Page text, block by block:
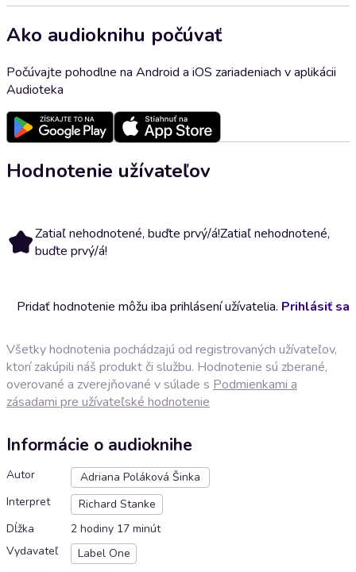
Ako audioknihu počúvať
Počúvajte pohodlne na Android a iOS zariadeniach v aplikácii
Audioteka
Hodnotenie užívateľov
Zatiaľ nehodnotené, buďte prvý/á!Zatiaľ nehodnotené,
buďte prvý/á!
Pridať hodnotenie môžu iba prihlásení užívatelia. Prihlásiť sa
Všetky hodnotenia pochádzajú od registrovaných užívateľov,
ktorí zakúpili náš produkt či službu. Hodnotenie sú zberané,
overované a zverejňované v súlade s Podmienkami a
zásadami pre užívateľské hodnotenie
Informácie o audioknihe
Autor
Adriana Poláková Šinka
Interpret
Richard Stanke
Dĺžka
2 hodiny 17 minút
Vydavateľ
Label One